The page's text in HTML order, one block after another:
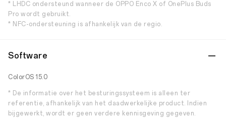
* LHDC ondersteund wanneer de OPPO Enco X of OnePlus Buds
Pro wordt gebruikt.
* NFC-ondersteuning is afhankelijk van de regio.
Software
ColorOS 15.0
* De informatie over het besturingssysteem is alleen ter
referentie, afhankelijk van het daadwerkelijke product. Indien
bijgewerkt, wordt er geen verdere kennisgeving gegeven.